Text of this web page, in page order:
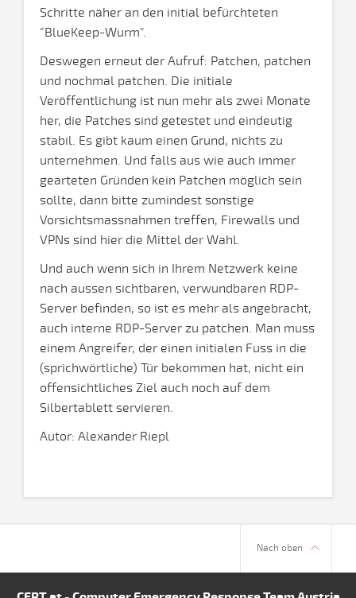
Schritte näher an den initial befürchteten
"BlueKeep-Wurm".
Deswegen erneut der Aufruf: Patchen, patchen
und nochmal patchen. Die initiale
Veröffentlichung ist nun mehr als zwei Monate
her, die Patches sind getestet und eindeutig
stabil. Es gibt kaum einen Grund, nichts zu
unternehmen. Und falls aus wie auch immer
gearteten Gründen kein Patchen möglich sein
sollte, dann bitte zumindest sonstige
Vorsichtsmassnahmen treffen, Firewalls und
VPNs sind hier die Mittel der Wahl.
Und auch wenn sich in Ihrem Netzwerk keine
nach aussen sichtbaren, verwundbaren RDP-
Server befinden, so ist es mehr als angebracht,
auch interne RDP-Server zu patchen. Man muss
einem Angreifer, der einen initialen Fuss in die
(sprichwörtliche) Tür bekommen hat, nicht ein
offensichtliches Ziel auch noch auf dem
Silbertablett servieren.
Autor: Alexander Riepl
Nach oben